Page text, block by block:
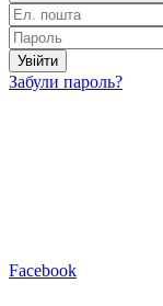
Увійти
Забули пароль?
Facebook